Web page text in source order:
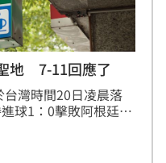
威助曝威戈神會再試
20:31
播 15:27
上直播
地 7-11回應了
灣時間20日凌晨落
球1：0擊敗阿根廷，
吧和粉絲同樂，甚至